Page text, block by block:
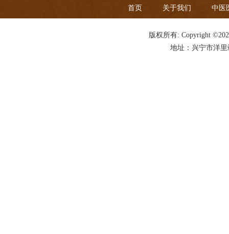
首页 关于我们 中医
版权所有: Copyright
地址：兴宁市洋